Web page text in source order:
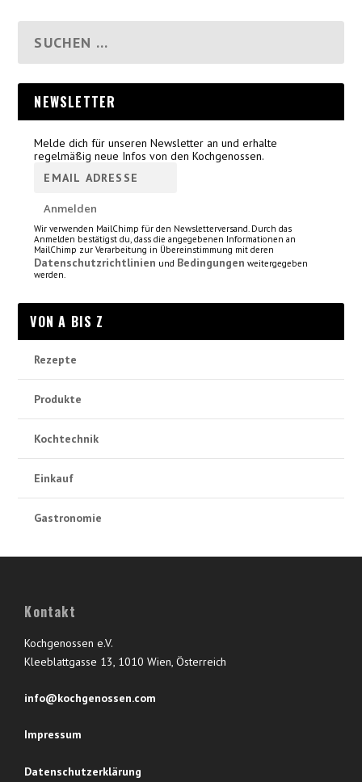
NEWSLETTER
Melde dich für unseren Newsletter an und erhalte
regelmäßig neue Infos von den Kochgenossen.
Wir verwenden MailChimp für den Newsletterversand. Durch das
Anmelden bestätigst du, dass die angegebenen Informationen an
MailChimp zur Verarbeitung in Übereinstimmung mit deren
Datenschutzrichtlinien und Bedingungen weitergegeben
werden.
VON A BIS Z
Rezepte
Produkte
Kochtechnik
Einkauf
Gastronomie
Kontakt
Kochgenossen e.V.
Kleeblattgasse 13, 1010 Wien, Österreich
info@kochgenossen.com
Impressum
Datenschutzerklärung